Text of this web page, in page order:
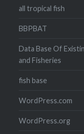
all tropical fish
BBPBAT
Data Base Of
and Fisheries
fish base
WordPress.com
WordPress.org